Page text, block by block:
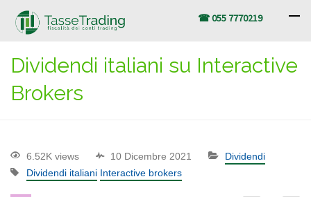
☎ 055 7770219
Dividendi italiani su Interactive
Brokers
6.52K views 10 Dicembre 2021
Dividendi
Dividendi italiani Interactive brokers